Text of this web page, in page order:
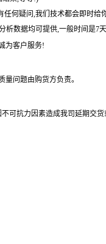
任何疑问,我们技术都会即时给
析数据均可提供,一般时间是7
为客户服务!
问题由购货方负责。
抗力因素造成我司延期交